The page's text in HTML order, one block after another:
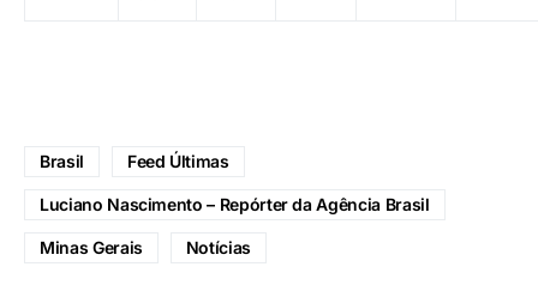
Brasil Feed Últimas
Luciano Nascimento – Repórter da Agência Brasil
Minas Gerais Notícias